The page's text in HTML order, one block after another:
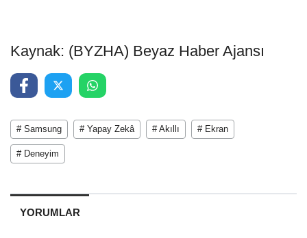
Kaynak: (BYZHA) Beyaz Haber Ajansı
# Samsung # Yapay Zekâ # Akıllı # Ekran
# Deneyim
YORUMLAR